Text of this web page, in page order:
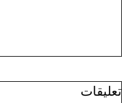
تعليقات